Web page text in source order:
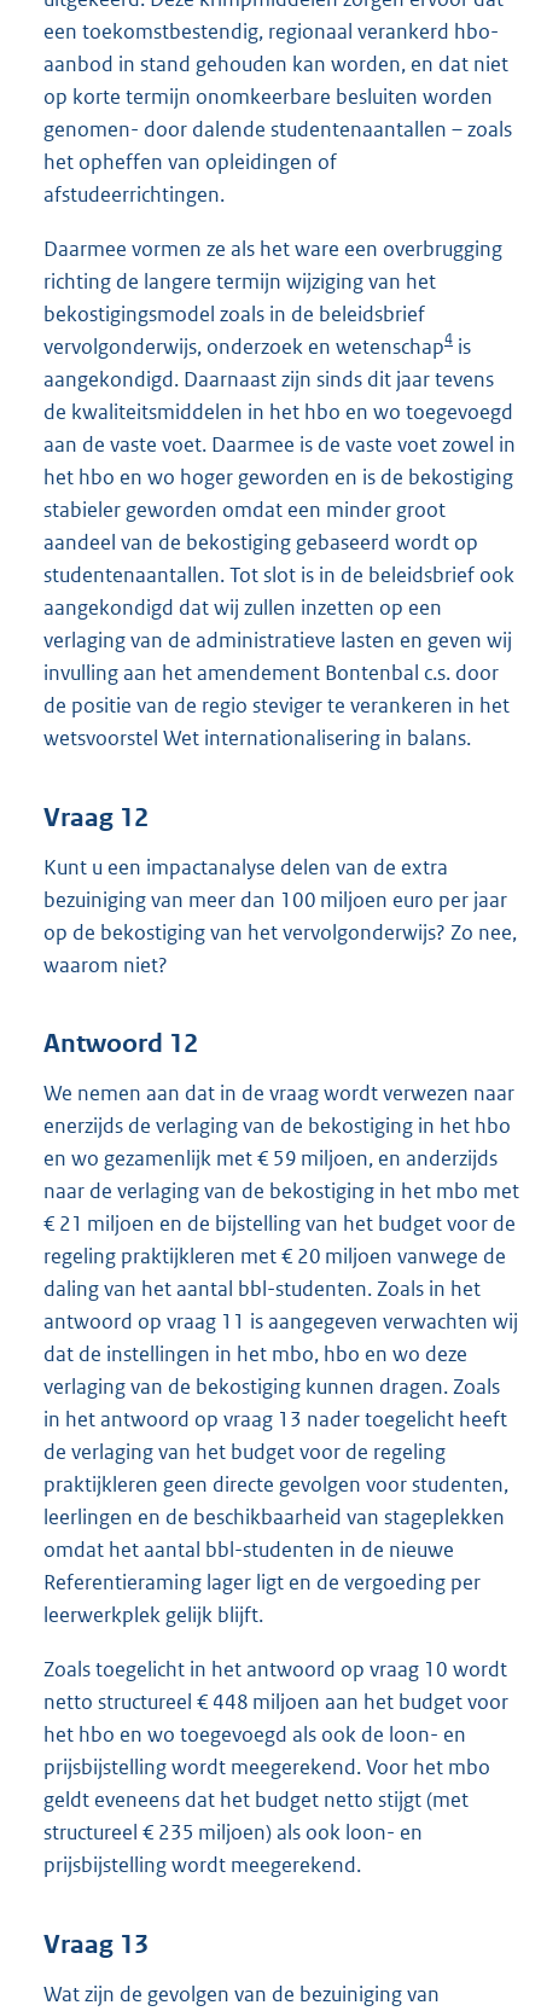
een toekomstbestendig, regionaal verankerd hbo-
aanbod in stand gehouden kan worden, en dat niet
op korte termijn onomkeerbare besluiten worden
genomen- door dalende studentenaantallen – zoals
het opheffen van opleidingen of
afstudeerrichtingen.
Daarmee vormen ze als het ware een overbrugging
richting de langere termijn wijziging van het
bekostigingsmodel zoals in de beleidsbrief
vervolgonderwijs, onderzoek en wetenschap4 is
aangekondigd. Daarnaast zijn sinds dit jaar tevens
de kwaliteitsmiddelen in het hbo en wo toegevoegd
aan de vaste voet. Daarmee is de vaste voet zowel in
het hbo en wo hoger geworden en is de bekostiging
stabieler geworden omdat een minder groot
aandeel van de bekostiging gebaseerd wordt op
studentenaantallen. Tot slot is in de beleidsbrief ook
aangekondigd dat wij zullen inzetten op een
verlaging van de administratieve lasten en geven wij
invulling aan het amendement Bontenbal c.s. door
de positie van de regio steviger te verankeren in het
wetsvoorstel Wet internationalisering in balans.
Vraag 12
Kunt u een impactanalyse delen van de extra
bezuiniging van meer dan 100 miljoen euro per jaar
op de bekostiging van het vervolgonderwijs? Zo nee,
waarom niet?
Antwoord 12
We nemen aan dat in de vraag wordt verwezen naar
enerzijds de verlaging van de bekostiging in het hbo
en wo gezamenlijk met € 59 miljoen, en anderzijds
naar de verlaging van de bekostiging in het mbo met
€ 21 miljoen en de bijstelling van het budget voor de
regeling praktijkleren met € 20 miljoen vanwege de
daling van het aantal bbl-studenten. Zoals in het
antwoord op vraag 11 is aangegeven verwachten wij
dat de instellingen in het mbo, hbo en wo deze
verlaging van de bekostiging kunnen dragen. Zoals
in het antwoord op vraag 13 nader toegelicht heeft
de verlaging van het budget voor de regeling
praktijkleren geen directe gevolgen voor studenten,
leerlingen en de beschikbaarheid van stageplekken
omdat het aantal bbl-studenten in de nieuwe
Referentieraming lager ligt en de vergoeding per
leerwerkplek gelijk blijft.
Zoals toegelicht in het antwoord op vraag 10 wordt
netto structureel € 448 miljoen aan het budget voor
het hbo en wo toegevoegd als ook de loon- en
prijsbijstelling wordt meegerekend. Voor het mbo
geldt eveneens dat het budget netto stijgt (met
structureel € 235 miljoen) als ook loon- en
prijsbijstelling wordt meegerekend.
Vraag 13
Wat zijn de gevolgen van de bezuiniging van